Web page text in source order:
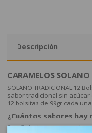
Descripción
CARAMELOS
SOLANO TRADICIONAL 12
sabor tradicional sin
12 bolsitas de 99gr cada
¿Cuántos sabores hay
En eGolosinas.com puedes